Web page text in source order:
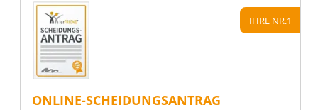
IHRE NR.1
ONLINE-SCHEIDUNGSANTRAG